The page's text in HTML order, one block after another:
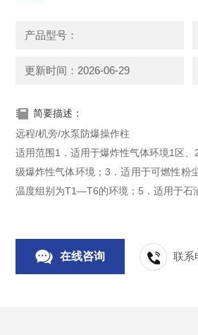
产品型号：
更新时间：2026-06-29
简要描述：
远程/机旁/水泵防爆操作柱
适用范围1．适用于爆炸性气体环境1区
级爆炸性气体环境；3．适用于可燃性粉
温度组别为T1—T6的环境；5．适用于石
在线咨询 联系